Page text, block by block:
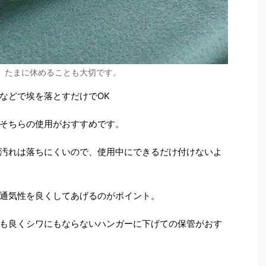
たまに休めることも大切です。
どで埃を落とすだけでOK
ちらの使用がおすすめです。
れは落ちにくいので、使用中にできるだけ付けないよ
気性を良くしてあげるのがポイント。
良くシワにもならないハンガーに下げての保管がおす